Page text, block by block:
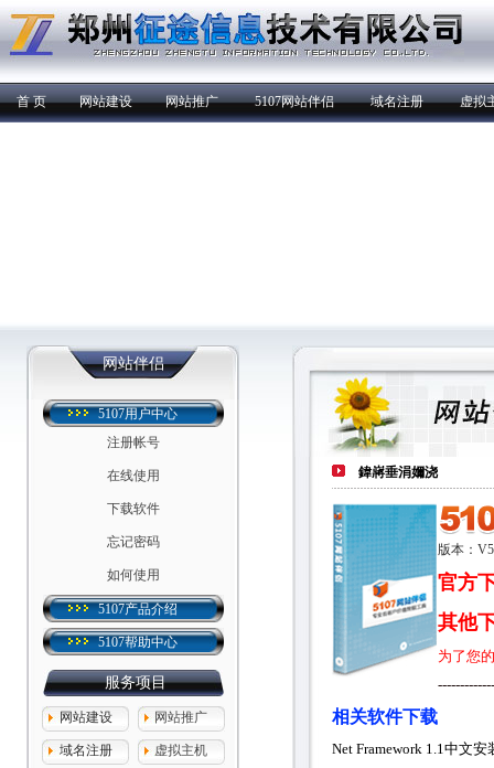
首 页 网站建设 网站推广 5107网站伴侣 域名注册 虚拟
网站伴侣
5107用户中心
注册帐号
在线使用
下载软件
忘记密码
如何使用
5107产品介绍
5107帮助中心
服务项目
网站建设 网站推广
域名注册 虚拟主机
鍏嶈垂涓嬭浇
版本：
官方
其他
为了您
相关软件下载
Net Framework 1.1中文